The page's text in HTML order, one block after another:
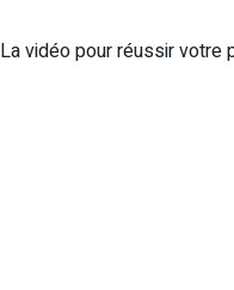
La vidéo pour réussir votre